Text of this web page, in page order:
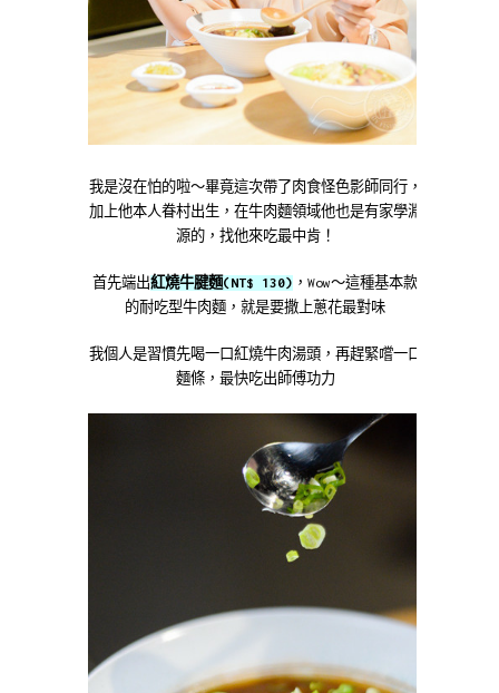
我是沒在怕的啦～畢竟這次帶了肉食怪色影師同行，
加上他本人眷村出生，在牛肉麵領域他也是有家學淵
源的，找他來吃最中肯！
首先端出紅燒牛腱麵(NT$ 130) ，Wow～這種基本款
的耐吃型牛肉麵，就是要撒上蔥花最對味
我個人是習慣先喝一口紅燒牛肉湯頭，再趕緊嚐一口
麵條，最快吃出師傅功力